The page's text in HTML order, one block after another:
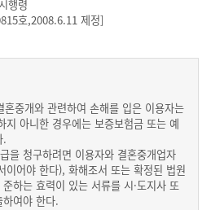
행령
호,2008.6.11 제정]
중개와 관련하여 손해를 입은 이용자는
지 아니한 경우에는 보증보험금 또는 예
.
을 청구하려면 이용자와 결혼중개업자
이어야 한다), 화해조서 또는 확정된 법원
하는 효력이 있는 서류를 시·도지사 또
하여야 한다.